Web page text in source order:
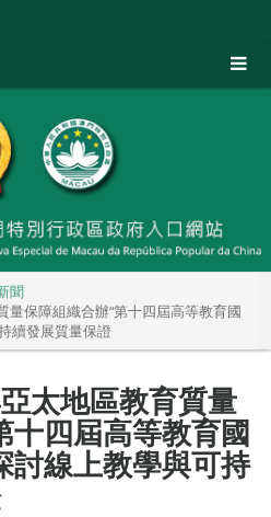
聞
保障組織合辦“第十四屆高等教育國
續發展質量保證
太地區教育質量
十四屆高等教育國
討線上教學與可持